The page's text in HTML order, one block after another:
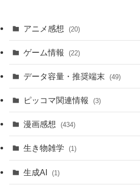
アニメ感想 (20)
ゲーム情報 (22)
データ容量・推奨端末 (49)
ピッコマ関連情報 (3)
漫画感想 (434)
(20)
生き物雑学 (1)
生成AI (1)